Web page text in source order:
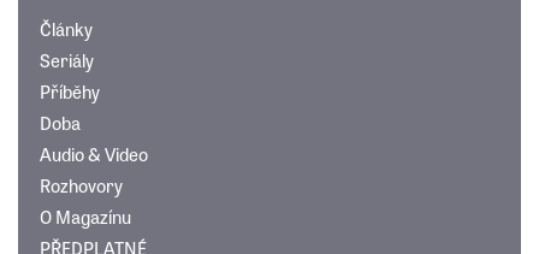
Články
Seriály
Příběhy
Doba
Audio & Video
Rozhovory
O Magazínu
PŘEDPLATNÉ